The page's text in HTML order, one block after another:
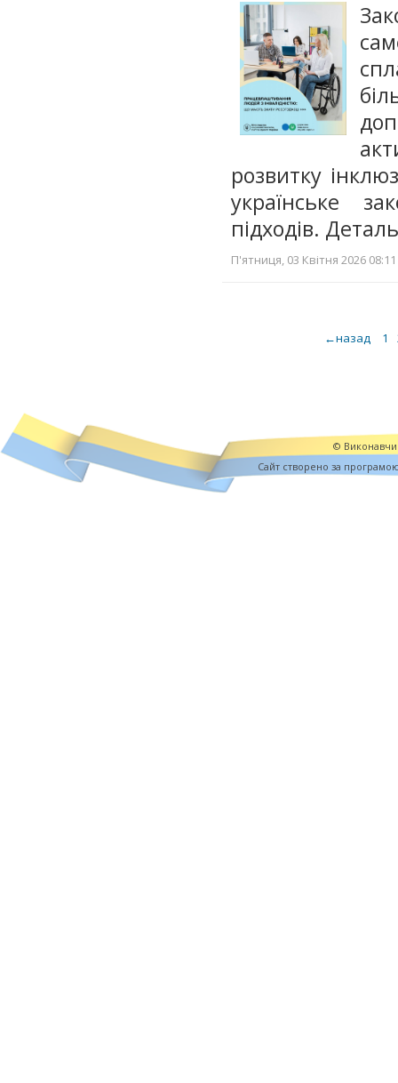
розвитку
українське
підходів.
П'ятниця, 03 Квітня 2026
←назад 1
©
Cайт створено за